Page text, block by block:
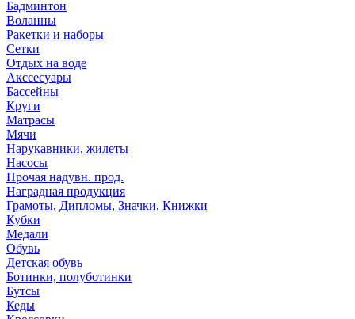
Бадминтон
Воланны
Ракетки и наборы
Сетки
Отдых на воде
Акссесуары
Бассейны
Круги
Матрасы
Мячи
Нарукавники, жилеты
Насосы
Прочая надувн. прод.
Наградная продукция
Грамоты, Дипломы, Значки, Книжки
Кубки
Медали
Обувь
Детская обувь
Ботинки, полуботинки
Бутсы
Кеды